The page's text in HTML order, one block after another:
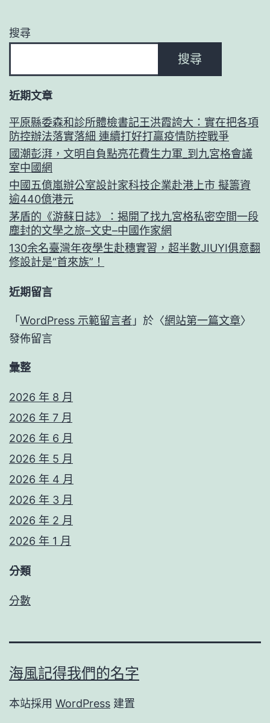
搜尋
搜尋
近期文章
平原縣委森和診所體檢書記王洪霞誇大：實在把各項
防控辦法落實落細 連續打好打贏疫情防控戰爭
國潮彭湃，文明自負點亮花費生力軍_到九宮格會議
室中國網
中國五億嵐辦公室設計家科技企業赴港上市 擬籌資
逾440億港元
茅盾的《游蘇日誌》：揭開了找九宮格私密空間一段
塵封的文學之旅–文史–中國作家網
130余名臺灣年夜學生赴穗實習，超半數JIUYI俱意翻
修設計是“首來族”！
近期留言
「 WordPress 示範留言者 」於〈網站第一篇文章〉
發佈留言
彙整
2026 年 8 月
2026 年 7 月
2026 年 6 月
2026 年 5 月
2026 年 4 月
2026 年 3 月
2026 年 2 月
2026 年 1 月
分類
分數
海風記得我們的名字
本站採用 WordPress 建置